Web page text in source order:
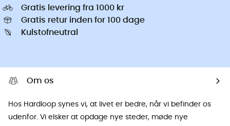
Gratis levering fra 1000 kr
Gratis retur inden for 100 dage
Kulstofneutral
Om os
Hos Hardloop synes vi, at livet er bedre, når vi befinder os
udenfor. Vi elsker at opdage nye steder, møde nye